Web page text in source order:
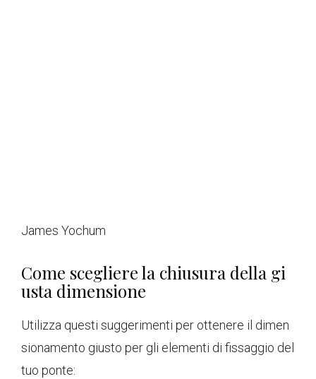
James Yochum
Come scegliere la chiusura della gi
usta dimensione
Utilizza questi suggerimenti per ottenere il dimen
sionamento giusto per gli elementi di fissaggio del
tuo ponte: